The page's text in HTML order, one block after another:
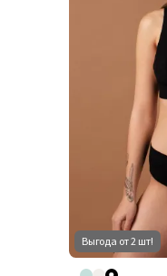
Выгода от 2 шт!